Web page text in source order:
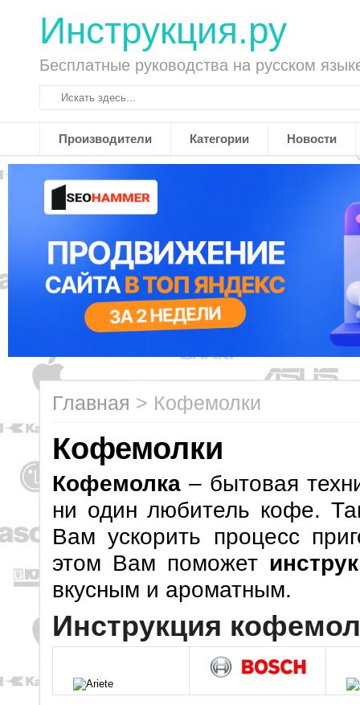
Инструкция.ру
Бесплатные руководства на русском
Производители Категории Новости
Главная > Кофемолки
Кофемолки
Кофемолка – бытовая
ни один любитель кофе.
Вам ускорить процесс
этом Вам поможет
вкусным и ароматным.
Инструкция